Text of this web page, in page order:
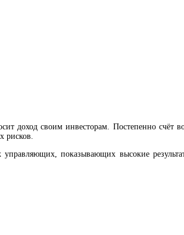
доход своим инвесторам. Постепенно счёт
рисков.
показывающих высокие